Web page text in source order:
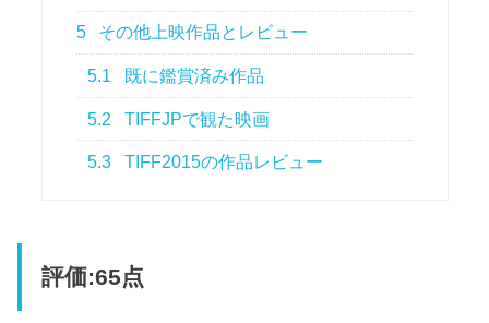
5 その他上映作品とレビュー
5.1 既に鑑賞済み作品
5.2 TIFFJPで観た映画
5.3 TIFF2015の作品レビュー
評価:65点